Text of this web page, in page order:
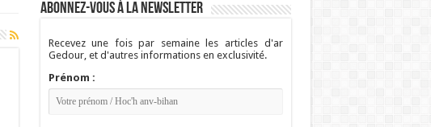
Abonnez-vous à la newsletter
Recevez une fois par semaine les articles d'ar
Gedour, et d'autres informations en exclusivité.
Prénom :